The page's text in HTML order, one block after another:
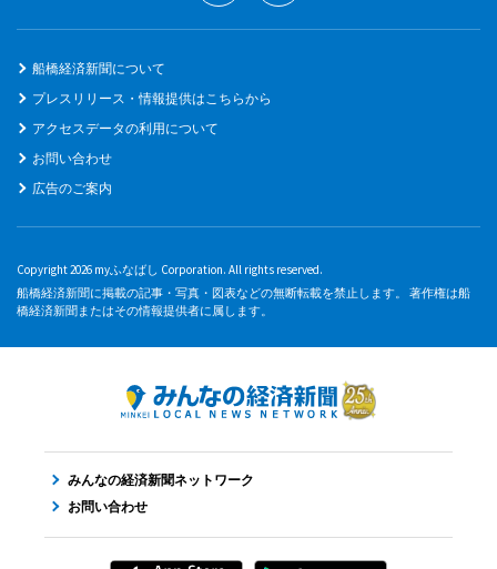
船橋経済新聞について
プレスリリース・情報提供はこちらから
アクセスデータの利用について
お問い合わせ
広告のご案内
Copyright 2026 myふなばし Corporation. All rights reserved.
船橋経済新聞に掲載の記事・写真・図表などの無断転載を禁止します。 著作権は船
橋経済新聞またはその情報提供者に属します。
みんなの経済新聞ネットワーク
お問い合わせ